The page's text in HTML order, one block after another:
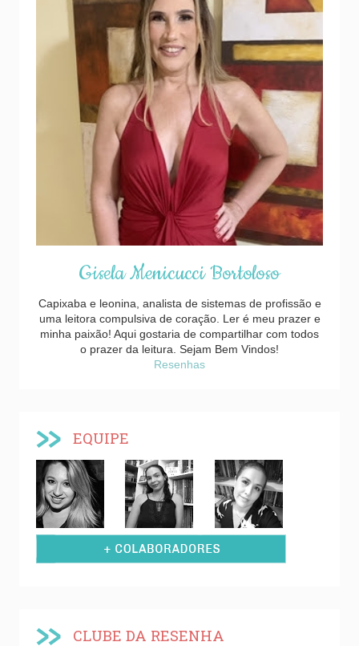
Gisela Menicucci Bortoloso
Capixaba e leonina, analista de sistemas de profissão e
uma leitora compulsiva de coração. Ler é meu prazer e
minha paixão! Aqui gostaria de compartilhar com todos
o prazer da leitura. Sejam Bem Vindos!
Resenhas
EQUIPE
CLUBE DA RESENHA